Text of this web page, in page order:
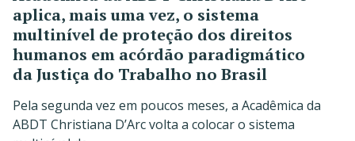
aplica, mais uma vez, o sistema
multinível de proteção dos direitos
humanos em acórdão paradigmático
da Justiça do Trabalho no Brasil
Pela segunda vez em poucos meses, a Acadêmica da
ABDT Christiana D’Arc volta a colocar o sistema